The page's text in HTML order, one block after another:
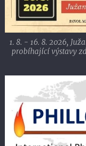
1. 8. - 16. 8. 2026,
probíhající výstavy